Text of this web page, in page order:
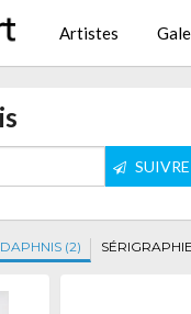
Artistes
(2)